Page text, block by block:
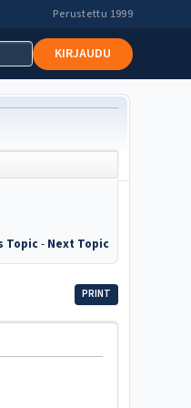
Perustettu 1999
KIRJAUDU
Topic- Next Topic
PRINT